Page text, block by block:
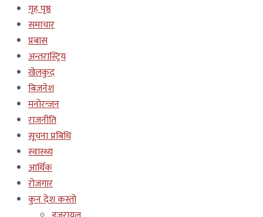
गृह पृष्ठ
समाचार
प्रबास
अन्तरास्ट्रिय
खेलकुद
बिजनेश
मनोरन्जन
राजनीति
सूचना प्रबिधि
स्वास्थ्य
आर्थिक
रोजगार
कुन देश कस्तो